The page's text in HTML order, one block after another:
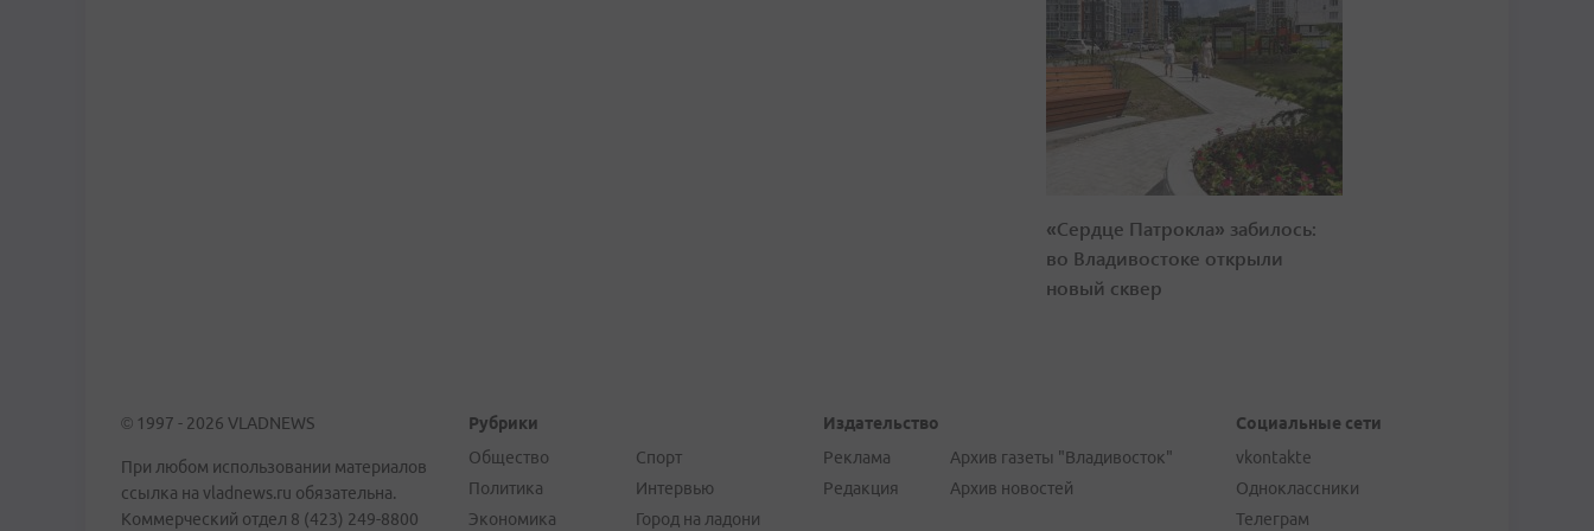
«Сердце Патрокла» забилось:
во Владивостоке открыли
новый сквер
© 1997 - 2026 VLADNEWS
При любом использовании материалов
ссылка на vladnews.ru обязательна.
Коммерческий отдел 8 (423) 249-8800
Рубрики
Общество
Политика
Экономика
Спорт
Интервью
Город на ладони
Издательство
Реклама
Редакция
Архив газеты "Владивосток"
Архив новостей
Социальные сети
vkontakte
Одноклассники
Телеграм